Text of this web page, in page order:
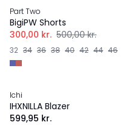
Part Two
BigiPW Shorts
300,00 kr. 500,00 kr.
32 34 36 38 40 42 44 46
NYHED
Ichi
IHXNILLA Blazer
599,95 kr.